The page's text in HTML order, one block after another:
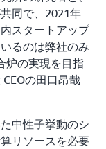
同で、2021年
スタートアップ
るのは弊社のみ
炉の実現を目指
の田口昂哉
中性子挙動のシ
リソースを必要